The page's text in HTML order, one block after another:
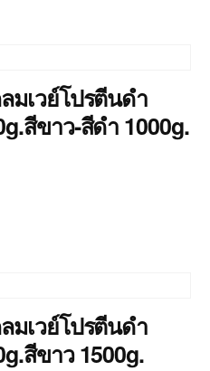
มเวย์โปรตีนดำ
สีขาว-สีดำ 1000g.
มเวย์โปรตีนดำ
สีขาว 1500g.